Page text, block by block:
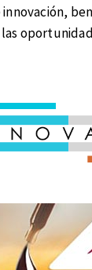
innovación,